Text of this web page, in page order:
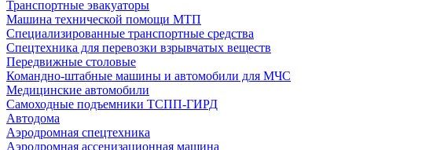
Транспортные эвакуаторы
Машина технической помощи МТП
Специализированные транспортные средства
Спецтехника для перевозки взрывчатых веществ
Передвижные столовые
Командно-штабные машины и автомобили для МЧС
Медицинские автомобили
Самоходные подъемники ТСПП-ГИРД
Автодома
Аэродромная спецтехника
Аэродромная ассенизационная машина